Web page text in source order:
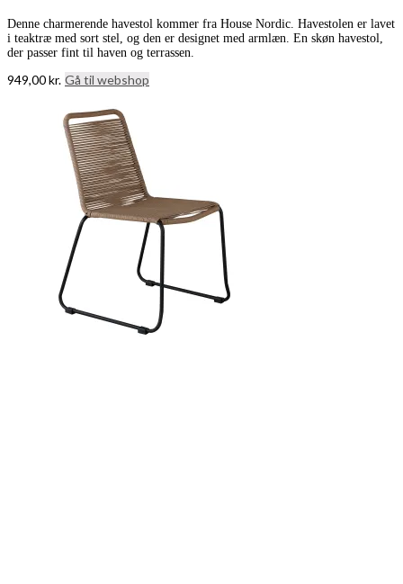
Denne charmerende havestol kommer fra House Nordic. Havestolen er lavet
i teaktræ med sort stel, og den er designet med armlæn. En skøn havestol,
der passer fint til haven og terrassen.
949,00kr. Gå til webshop